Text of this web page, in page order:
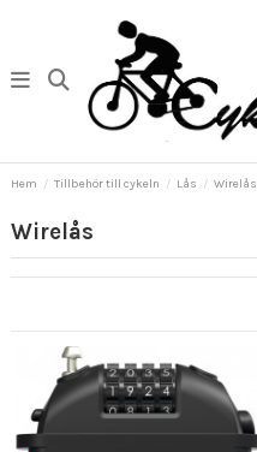
Hem Tillbehör till cykeln Lås Wirelås
Wirelås